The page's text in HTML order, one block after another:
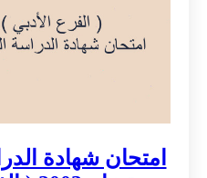
امتحان شهادة